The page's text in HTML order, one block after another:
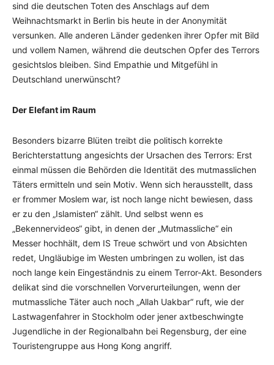
sind die deutschen Toten des Anschlags auf dem
Weihnachtsmarkt in Berlin bis heute in der Anonymität
versunken. Alle anderen Länder gedenken ihrer Opfer mit Bild
und vollem Namen, während die deutschen Opfer des Terrors
gesichtslos bleiben. Sind Empathie und Mitgefühl in
Deutschland unerwünscht?
Der Elefant im Raum
Besonders bizarre Blüten treibt die politisch korrekte
Berichterstattung angesichts der Ursachen des Terrors: Erst
einmal müssen die Behörden die Identität des mutmasslichen
Täters ermitteln und sein Motiv. Wenn sich herausstellt, dass
er frommer Moslem war, ist noch lange nicht bewiesen, dass
er zu den „Islamisten“ zählt. Und selbst wenn es
„Bekennervideos“ gibt, in denen der „Mutmassliche“ ein
Messer hochhält, dem IS Treue schwört und von Absichten
redet, Ungläubige im Westen umbringen zu wollen, ist das
noch lange kein Eingeständnis zu einem Terror-Akt. Besonders
delikat sind die vorschnellen Vorverurteilungen, wenn der
mutmassliche Täter auch noch „Allah Uakbar“ ruft, wie der
Lastwagenfahrer in Stockholm oder jener axtbeschwingte
Jugendliche in der Regionalbahn bei Regensburg, der eine
Touristengruppe aus Hong Kong angriff.